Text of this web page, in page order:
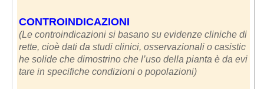
CONTROINDICAZIONI
(Le controindicazioni si basano su evidenze cliniche di
rette, cioè dati da studi clinici, osservazionali o casistic
he solide che dimostrino che l’uso della pianta è da evi
tare in specifiche condizioni o popolazioni)